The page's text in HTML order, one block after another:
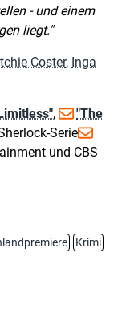
- und einem
liegt.
Coster, Inga
,
"The
Serie
und CBS
Krimi